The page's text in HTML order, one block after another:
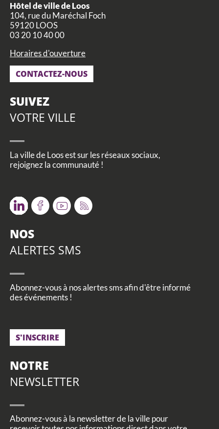
Hôtel de ville de Loos
104, rue du Maréchal Foch
59120 LOOS
03 20 10 40 00
Horaires d'ouverture
CONTACTEZ-NOUS
SUIVEZ
VOTRE VILLE
La ville de Loos est sur les réseaux sociaux,
rejoignez la communauté !
TwitterFacebookYoutube
RSS
NOS
ALERTES SMS
Abonnez-vous à nos alertes sms afin d'être informé
des événements !
S'INSCRIRE
NOTRE
NEWSLETTER
Abonnez-vous à la newsletter de la ville pour